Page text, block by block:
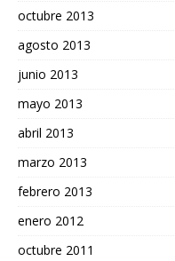
octubre 2013
agosto 2013
junio 2013
mayo 2013
abril 2013
marzo 2013
febrero 2013
enero 2012
octubre 2011